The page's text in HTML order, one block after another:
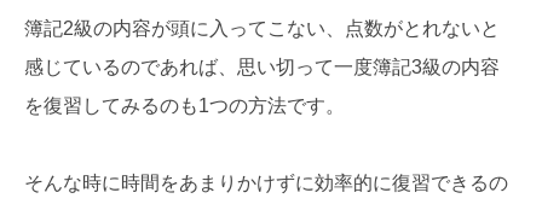
簿記2級の内容が頭に入ってこない、点数がとれないと
感じているのであれば、思い切って一度簿記3級の内容
を復習してみるのも1つの方法です。
そんな時に時間をあまりかけずに効率的に復習できるの